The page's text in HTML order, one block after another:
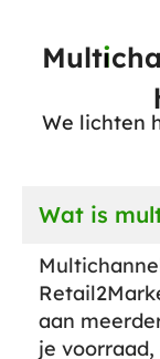
Multi
We lichten
Wat is
aan
je